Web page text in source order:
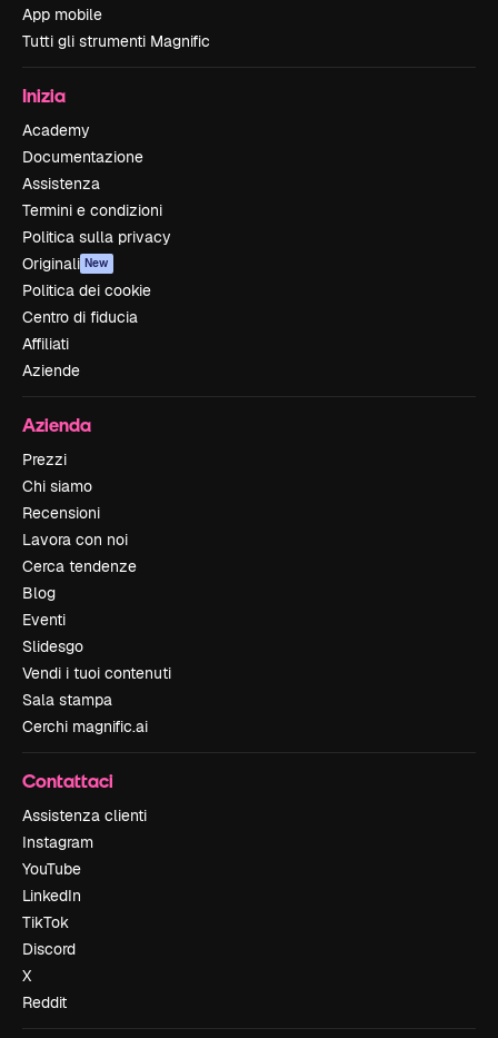
App mobile
Tutti gli strumenti Magnific
Inizia
Academy
Documentazione
Assistenza
Termini e condizioni
Politica sulla privacy
Originali New
Politica dei cookie
Centro di fiducia
Affiliati
Aziende
Azienda
Prezzi
Chi siamo
Recensioni
Lavora con noi
Cerca tendenze
Blog
Eventi
Slidesgo
Vendi i tuoi contenuti
Sala stampa
Cerchi magnific.ai
Contattaci
Assistenza clienti
Instagram
YouTube
LinkedIn
TikTok
Discord
X
Reddit